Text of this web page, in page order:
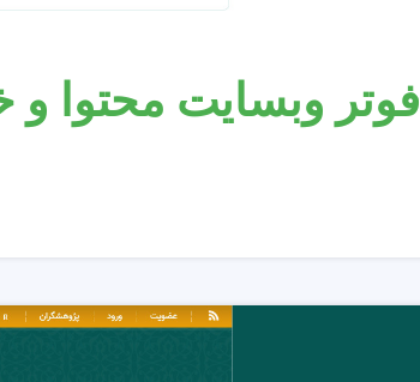
فوتر وبسایت محتوا و